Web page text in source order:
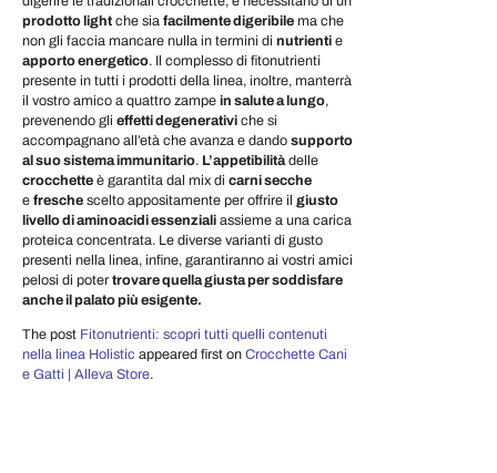
prodotto light che sia facilmente digeribile ma che
non gli faccia mancare nulla in termini di nutrienti e
apporto energetico. Il complesso di fitonutrienti
presente in tutti i prodotti della linea, inoltre, manterrà
il vostro amico a quattro zampe in salute a lungo,
prevenendo gli effetti degenerativi che si
accompagnano all’età che avanza e dando supporto
al suo sistema immunitario. L’appetibilitàdelle
crocchette è garantita dal mix di carni secche
e fresche scelto appositamente per offrire il giusto
livello di aminoacidi essenziali assieme a una carica
proteica concentrata. Le diverse varianti di gusto
presenti nella linea, infine, garantiranno ai vostri amici
pelosi di poter trovare quella giusta per soddisfare
anche il palato più esigente.
The post Fitonutrienti: scopri tutti quelli contenuti
nella linea Holistic appeared first on Crocchette Cani
e Gatti | Alleva Store.